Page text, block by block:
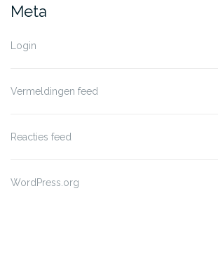
Meta
Login
Vermeldingen feed
Reacties feed
WordPress.org